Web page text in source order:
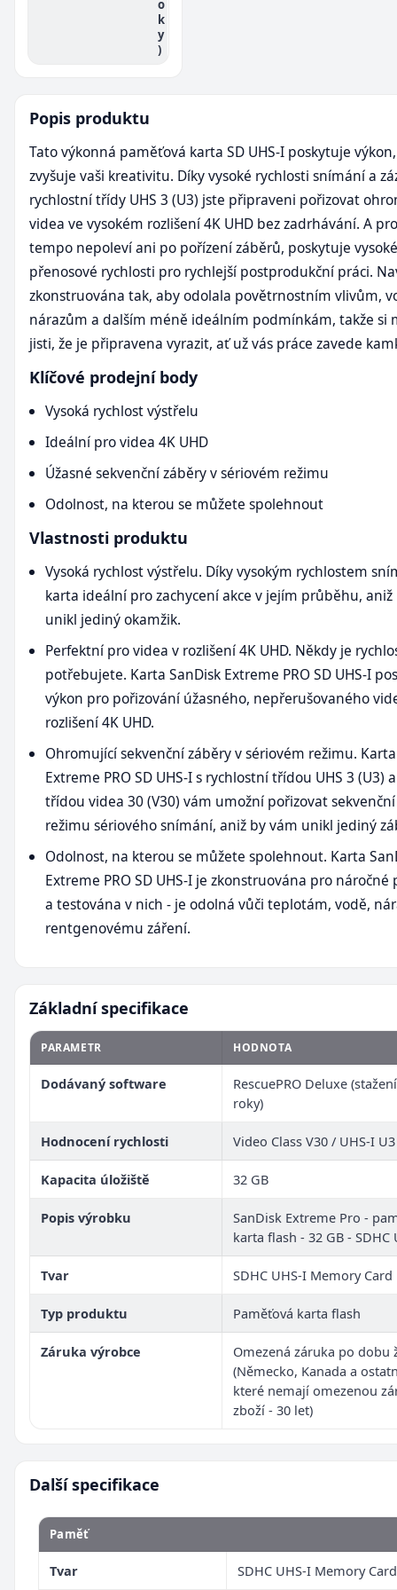
o
k
y
)
Popis produktu
Tato výkonná paměťová karta SD UHS-I poskytuje
zvyšuje vaši kreativitu. Díky vysoké rychlosti snímání a
rychlostní třídy UHS 3 (U3) jste připraveni pořizovat
videa ve vysokém rozlišení 4K UHD bez zadrhávání. A
tempo nepoleví ani po pořízení záběrů, poskytuje vysoké
přenosové rychlosti pro rychlejší postprodukční práci.
zkonstruována tak, aby odolala povětrnostním vlivům,
nárazům a dalším méně ideálním podmínkám, takže si
jisti, že je připravena vyrazit, ať už vás práce zavede
Klíčové prodejní body
Vysoká rychlost výstřelu
Ideální pro videa 4K UHD
Úžasné sekvenční záběry v sériovém režimu
Odolnost, na kterou se můžete spolehnout
Vlastnosti produktu
Vysoká rychlost výstřelu. Díky vysokým rychlostem
karta ideální pro zachycení akce v jejím průběhu,
unikl jediný okamžik.
Perfektní pro videa v rozlišení 4K UHD. Někdy je
potřebujete. Karta SanDisk Extreme PRO SD UHS-I
výkon pro pořizování úžasného, nepřerušovaného
rozlišení 4K UHD.
Ohromující sekvenční záběry v sériovém režimu.
Extreme PRO SD UHS-I s rychlostní třídou UHS 3 (U3)
třídou videa 30 (V30) vám umožní pořizovat
režimu sériového snímání, aniž by vám unikl jediný
Odolnost, na kterou se můžete spolehnout. Karta
Extreme PRO SD UHS-I je zkonstruována pro
a testována v nich - je odolná vůči teplotám, vodě,
rentgenovému záření.
Základní specifikace
PARAMETR HODNOTA
Dodávaný software
RescuePRO Deluxe
roky)
Hodnocení rychlosti Video Class V30 / UHS-I
Kapacita úložiště 32 GB
Popis výrobku
SanDisk Extreme Pro -
karta flash - 32 GB - SDHC
Tvar SDHC UHS-I Memory Card
Typ produktu Paměťová karta flash
Záruka výrobce
Omezená záruka po dobu
(Německo, Kanada a
které nemají omezenou
zboží - 30 let)
Další specifikace
Paměť
Tvar SDHC UHS-I Memory Card